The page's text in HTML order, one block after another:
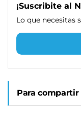
¡Suscribite al
Lo que necesitas
Para compartir